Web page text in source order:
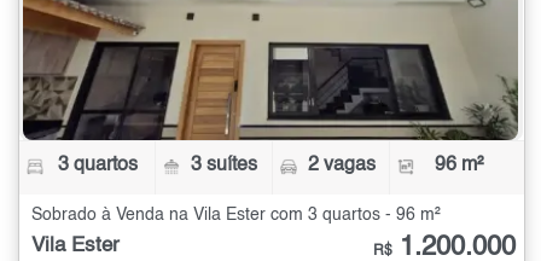
3 quartos 3 suítes 2 vagas 96 m²
Sobrado à Venda na Vila Ester com 3 quartos - 96 m²
Vila Ester R$ 1.200.000